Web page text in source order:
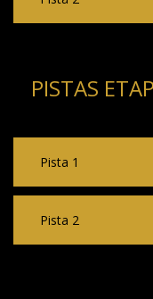
PISTAS
Pista 1
Pista 2